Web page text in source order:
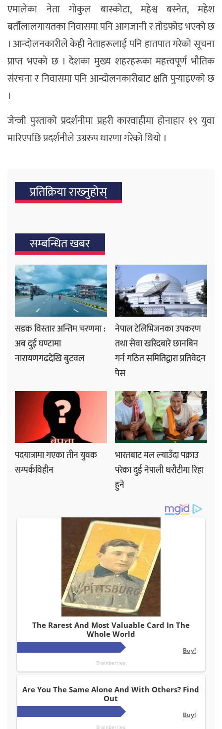
एमालेका नेता गोकुल बास्कोटा, महेश्व बस्नेत, महेश
बर्ताैलालगायतका निवासमा पनि आगजानी र तोडफोड भएको छ
। आन्दोलनकारीले केही नेताहरूलाई पनि हातपात गरेको सूचना
प्राप्त भएको छ । देशका मुख्य शहरहरूका महत्त्वपूर्ण भौतिक
संरचना र निवासमा पनि आन्दोलनकारीबाट क्षति पुर्‍याइएको छ
।
जेन्जी पुस्ताको प्रदर्शनीमा प्रहरी कारवाहीमा होनाहार १९ युवा
मारिएपछि प्रदर्शनीले उग्ररुप धारणा गरेको थियो ।
प्रतिक्रिया राख्‍नुहोस्
सम्बन्धित खबर
सडक विस्तार अन्तिम चरणमा :
अब दुई घण्टामा
नारायणगढदेखि बुटवल
नेपाल टेलिभिजनका उपकरण
तथा सेवा खरिदबारे छानबिन
गर्न गठित समितिद्वारा प्रतिवेदन
पेस
पदयात्रामा गएका तीन युवक
सम्पर्कविहीन
भारतबाट मल ल्याउँदा पक्राउ
परेका दुई नेपाली धरौटीमा रिहा
हुने